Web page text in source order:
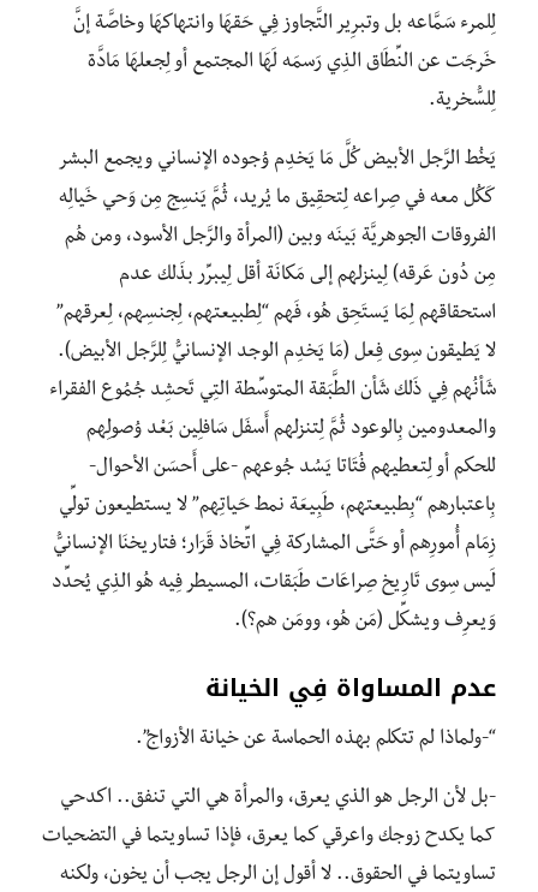
لِلمرء سَمَّاعه بل وتبرِير التَّجاوز فِي حَقهَا وانتهاكهَا وخاصَّة إنَّ
خَرجَت عن النِّطَاق الذِي رَسمَه لَهَا المجتمع أو لِجعلهَا مَادَّة
لِلسُّخرية.
يَخُط الرَّجل الأبيض كُلَّ مَا يَخدِم وُجوده الإنساني ويجمع البشر
كَكُل معه في صِراعه لِتحقِيق ما يُريد، ثُمَّ يَنسِج مِن وَحي خَيالِه
الفروقات الجوهريَّة بَينَه وبين (المرأة والرَّجل الأسود، ومن هُم
مِن دُون عَرقِه) لِينزلهم إلى مَكانَة أقل لِيبرِّر بذَلك عدم
استحقاقهم لِمَا يَستَحِق هُو، فَهم “لِطبيعتهم، لِجنسِهم، لِعرقِهم”
لا يَطيقون سِوى فِعل (مَا يَخدِم الوجد الإنسانيُّ لِلرَّجل الأبيض).
شَأنُهم فِي ذَلِك شَأن الطَّبَقة المتوسِّطة التِي تَحشِد جُمُوع الفقراء
والمعدومين بِالوعود ثُمَّ لِتنزلهم أَسفَل سَافلِين بَعْد وُصولِهم
للحكم أو لِتعطيهم فُتَاتا يَسُد جُوعهم -على أَحسَن الأحوال-
بِاعتبارهم “بِطبيعتهم، طَبِيعَة نمط حَياتِهم” لا يستطيعون تولِّي
زِمَام أُمورِهم أو حَتَّى المشاركة فِي اتِّخاذ قَرَار؛ فتاريخنَا الإنسانيُّ
لَيس سِوى تَارِيخ صِراعَات طَبَقات، المسيطر فِيه هُو الذِي يُحدِّد
وَيعرِف ويشكِّل (مَن هُو، وومَن هم؟).
عدم المساواة فِي الخيانة
“-ولماذا لم تتكلم بهذه الحماسة عن خيانة الأزواج”.
-بل لأن الرجل هو الذي يعرق، والمرأة هي التي تنفق.. اكدحي
کما یکدح زوجك واعرقي كما يعرق، فإذا تساويتما في التضحيات
تساويتما في الحقوق.. لا أقول إن الرجل يجب أن يخون، ولكنه